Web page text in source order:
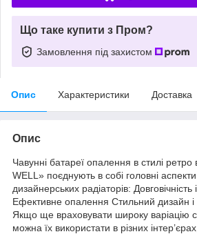
Що таке купити з Пром?
Замовлення під захистом
Опис Характеристики Доставка
Опис
Чавунні батареї опалення в стилі
WELL» поєднують в собі головні
дизайнерських радіаторів: Довговічність
Ефективне опалення Стильний дизайн і
Якщо ще враховувати широку варіацію
можна їх використати в різних